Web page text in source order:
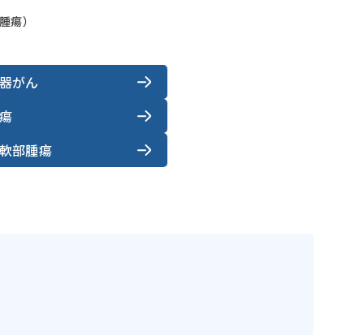
瘍）
がん
部腫瘍